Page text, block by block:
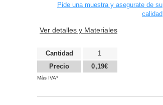
Pide una muestra y asegurate de su
calidad
Ver detalles y Materiales
Cantidad
Precio
1
0,19€
Más IVA*